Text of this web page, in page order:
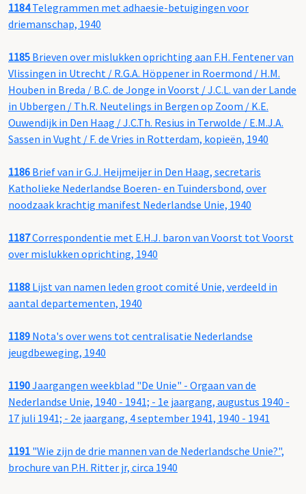
1184Telegrammen met adhaesie-betuigingen voor
driemanschap, 1940
1185 Brieven over mislukken oprichting aan F.H. Fentener van
Vlissingen in Utrecht / R.G.A. Höppener in Roermond / H.M.
Houben in Breda / B.C. de Jonge in Voorst / J.C.L. van der Lande
in Ubbergen / Th.R. Neutelings in Bergen op Zoom / K.E.
Ouwendijk in Den Haag / J.C.Th. Resius in Terwolde / E.M.J.A.
Sassen in Vught / F. de Vries in Rotterdam, kopieën, 1940
1186 Brief van ir G.J. Heijmeijer in Den Haag, secretaris
Katholieke Nederlandse Boeren- en Tuindersbond, over
noodzaak krachtig manifest Nederlandse Unie, 1940
1187Correspondentie met E.H.J. baron van Voorst tot Voorst
over mislukken oprichting, 1940
1188 Lijst van namen leden groot comité Unie, verdeeld in
aantal departementen, 1940
1189 Nota's over wens tot centralisatie Nederlandse
jeugdbeweging, 1940
1190Jaargangen weekblad "De Unie" - Orgaan van de
Nederlandse Unie, 1940 - 1941; - 1e jaargang, augustus 1940 -
17 juli 1941; - 2e jaargang, 4 september 1941, 1940 - 1941
1191 "Wie zijn de drie mannen van de Nederlandsche Unie?",
brochure van P.H. Ritter jr, circa 1940